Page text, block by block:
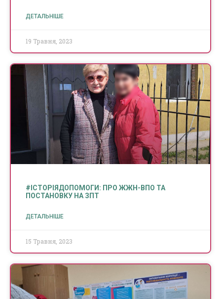
ДЕТАЛЬНІШЕ
19 Травня, 2023
#ІСТОРІЯДОПОМОГИ: ПРО ЖЖН-ВПО ТА
ПОСТАНОВКУ НА ЗПТ
ДЕТАЛЬНІШЕ
15 Травня, 2023